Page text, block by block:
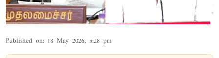
Published on: 18 May 2026, 5:28 pm